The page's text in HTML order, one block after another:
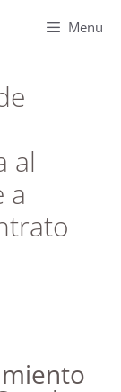
Menu
al
a